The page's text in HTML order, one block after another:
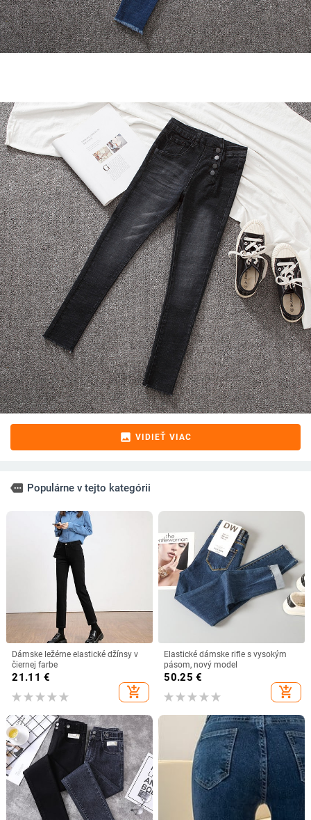
image VIDIEŤ VIAC
more Populárne v tejto kategórii
Dámske ležérne elastické džínsy v
čiernej farbe
21.11 €
add_shopping_cart
Elastické dámske rifle s vysokým
pásom, nový model
50.25 €
add_shopping_cart